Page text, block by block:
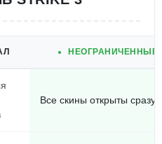
НЕОГРАНИЧЕННЫЕ
Все скины открыты сразу